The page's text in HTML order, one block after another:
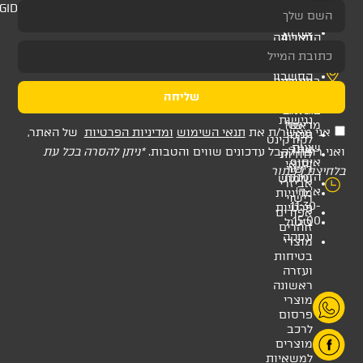
תנאי השימוש ומדיניות הפרטיותשל האתר,
שווים והטבות.*ניתן להסרה בכל עת